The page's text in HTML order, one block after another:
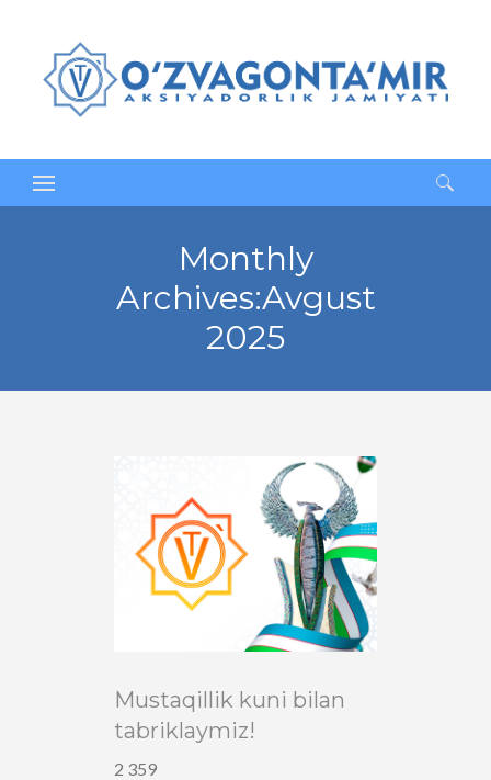
Qidirshish:
Monthly
Archives:Avgust
2025
Mustaqillik kuni bilan
tabriklaymiz!
2 359